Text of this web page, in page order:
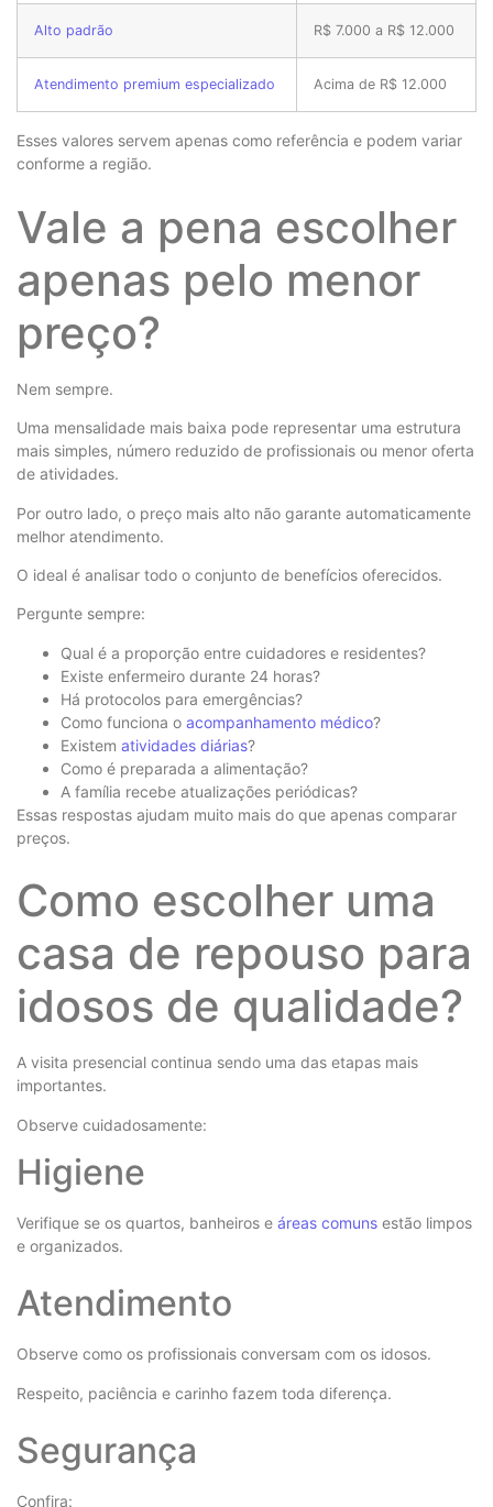
Alto padrão R$ 7.000 a R$ 12.000
Atendimento premium especializado Acima de R$ 12.000
Esses valores servem apenas como referência e podem variar
conforme a região.
Vale a pena escolher
apenas pelo menor
preço?
Nem sempre.
Uma mensalidade mais baixa pode representar uma estrutura
mais simples, número reduzido de profissionais ou menor oferta
de atividades.
Por outro lado, o preço mais alto não garante automaticamente
melhor atendimento.
O ideal é analisar todo o conjunto de benefícios oferecidos.
Pergunte sempre:
Qual é a proporção entre cuidadores e residentes?
Existe enfermeiro durante 24 horas?
Há protocolos para emergências?
Como funciona o acompanhamento médico?
Existem atividades diárias?
Como é preparada a alimentação?
A família recebe atualizações periódicas?
Essas respostas ajudam muito mais do que apenas comparar
preços.
Como escolher uma
casa de repouso para
idosos de qualidade?
A visita presencial continua sendo uma das etapas mais
importantes.
Observe cuidadosamente:
Higiene
Verifique se os quartos, banheiros e áreas comuns estão limpos
e organizados.
Atendimento
Observe como os profissionais conversam com os idosos.
Respeito, paciência e carinho fazem toda diferença.
Segurança
Confira: